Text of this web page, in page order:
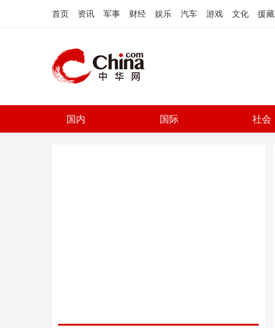
首页 资讯 军事 财经 娱乐 汽车 游戏 文化 援藏
国内 国际 社会